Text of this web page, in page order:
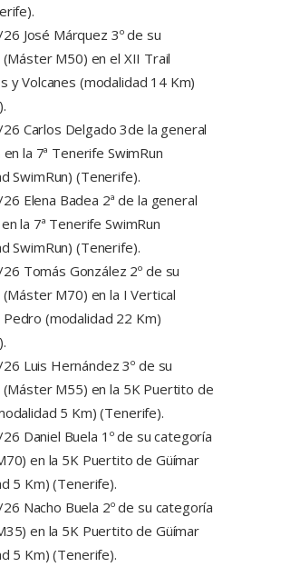
José Márquez 3º de su
M50) en el XII Trail
y Volcanes (modalidad 14 Km)
Carlos Delgado 3de la general
en la 7ª Tenerife SwimRun
SwimRun) (Tenerife).
Elena Badea 2ª de la general
la 7ª Tenerife SwimRun
SwimRun) (Tenerife).
Tomás González 2º de su
M70) en la I Vertical
(modalidad 22 Km)
Luis Hernández 3º de su
M55) en la 5K Puertito de
5 Km) (Tenerife).
Daniel Buela 1º de su categoría
en la 5K Puertito de Güímar
5 Km) (Tenerife).
Nacho Buela 2º de su categoría
en la 5K Puertito de Güímar
5 Km) (Tenerife).